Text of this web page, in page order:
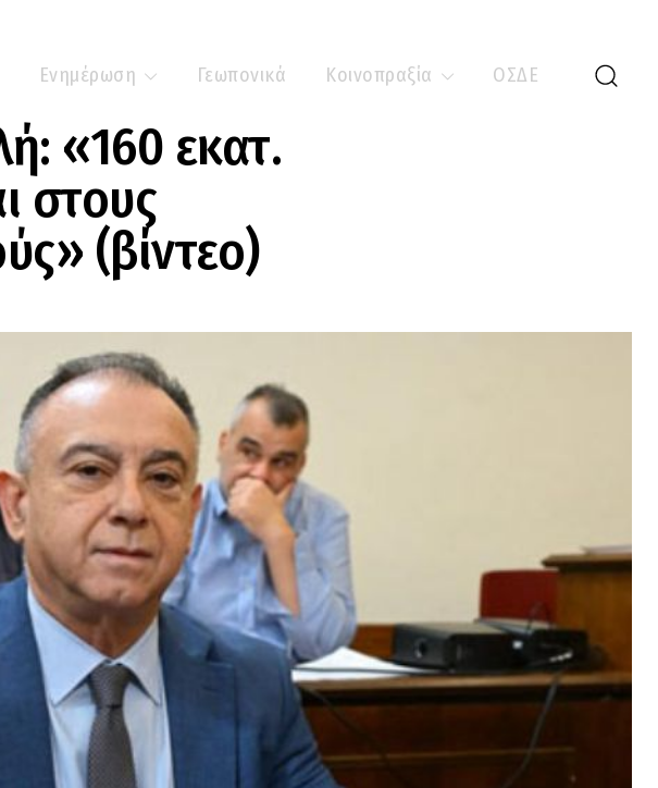
Ενημέρωση Γεωπονικά Κοινοπραξία ΟΣΔΕ
«160 εκατ.
στους
(βίντεο)